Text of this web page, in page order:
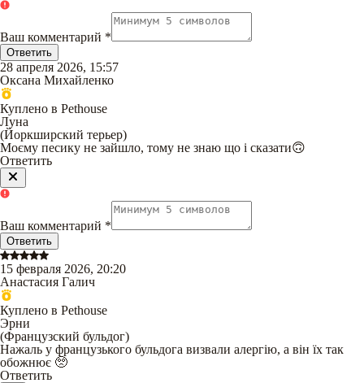
Ваш комментарий *
Ответить
28 апреля 2026, 15:57
Оксана Михайленко
Куплено в Pethouse
Луна
(Йоркширский терьер)
Моєму песику не зайшло, тому не знаю що і сказати🙃
Ответить
Ваш комментарий *
Ответить
15 февраля 2026, 20:20
Анастасия Галич
Куплено в Pethouse
Эрни
(Французский бульдог)
Нажаль у французького бульдога визвали алергію, а він їх так
обожнює 🥺
Ответить